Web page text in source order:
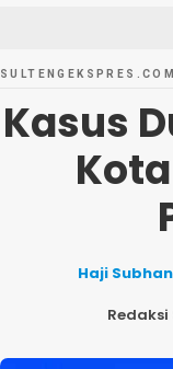
SULTENGEKSPRES.COM
Kasus
Haji
Redaksi